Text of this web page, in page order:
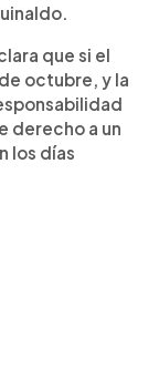
que si el
octubre, y la
derecho a un
los días